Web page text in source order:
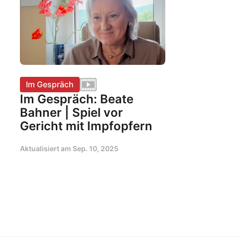
Im Gespräch
Im Gespräch: Beate
Bahner | Spiel vor
Gericht mit Impfopfern
Aktualisiert am Sep. 10, 2025